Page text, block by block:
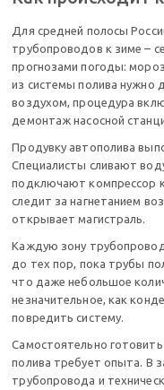
Для средней полосы
трубопроводов к зиме –
прогнозами погоды:
из системы полива нужно
воздухом, процедура
демонтаж насосной
Продувку автополива
Специалисты сливают
подключают компрессор
следит за нагнетанием
открывает магистраль.
Каждую зону
до тех пор, пока трубы
что даже небольшое
незначительное, как
повредить систему.
Самостоятельно
полива требует опыта. В
трубопровода и